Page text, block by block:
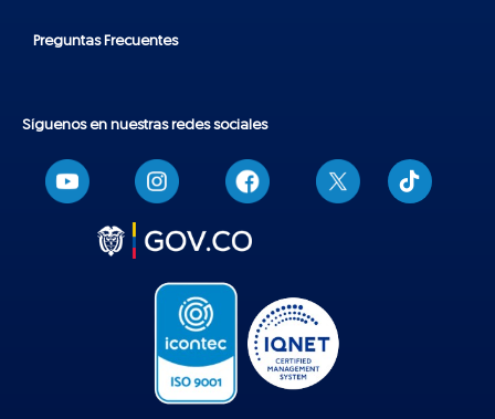
Preguntas Frecuentes
Síguenos en nuestras redes sociales
T
i
k